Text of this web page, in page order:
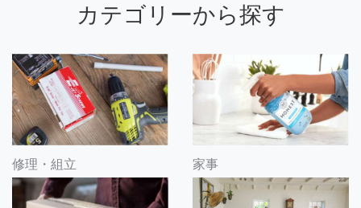
カテゴリーから探す
修理・組立 家事